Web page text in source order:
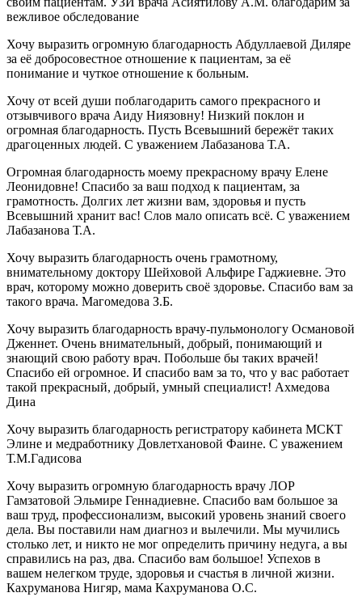
вежливое обследование
Хочу выразить огромную благодарность Абдуллаевой Диляре
за её добросовестное отношение к пациентам, за её
понимание и чуткое отношение к больным.
Хочу от всей души поблагодарить самого прекрасного и
отзывчивого врача Аиду Ниязовну! Низкий поклон и
огромная благодарность. Пусть Всевышний бережёт таких
драгоценных людей. С уважением Лабазанова Т.А.
Огромная благодарность моему прекрасному врачу Елене
Леонидовне! Спасибо за ваш подход к пациентам, за
грамотность. Долгих лет жизни вам, здоровья и пусть
Всевышний хранит вас! Слов мало описать всё. С уважением
Лабазанова Т.А.
Хочу выразить благодарность очень грамотному,
внимательному доктору Шейховой Альфире Гаджиевне. Это
врач, которому можно доверить своё здоровье. Спасибо вам за
такого врача. Магомедова З.Б.
Хочу выразить благодарность врачу-пульмонологу Османовой
Дженнет. Очень внимательный, добрый, понимающий и
знающий свою работу врач. Побольше бы таких врачей!
Спасибо ей огромное. И спасибо вам за то, что у вас работает
такой прекрасный, добрый, умный специалист! Ахмедова
Дина
Хочу выразить благодарность регистратору кабинета МСКТ
Элине и медработнику Довлетхановой Фаине. С уважением
Т.М.Гадисова
Хочу выразить огромную благодарность врачу ЛОР
Гамзатовой Эльмире Геннадиевне. Спасибо вам большое за
ваш труд, профессионализм, высокий уровень знаний своего
дела. Вы поставили нам диагноз и вылечили. Мы мучились
столько лет, и никто не мог определить причину недуга, а вы
справились на раз, два. Спасибо вам большое! Успехов в
вашем нелегком труде, здоровья и счастья в личной жизни.
Кахруманова Нигяр, мама Кахруманова О.С.